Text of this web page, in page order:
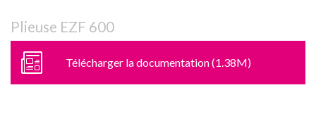
Plieuse EZF 600
Télécharger la documentation (1.38M)